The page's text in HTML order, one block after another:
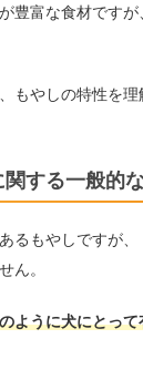
豊富な食材です
もやしの特性を
する一般的
るもやしですが
ん。
ように犬にとっ